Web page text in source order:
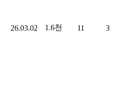
26.03.02 1.6천 11 3